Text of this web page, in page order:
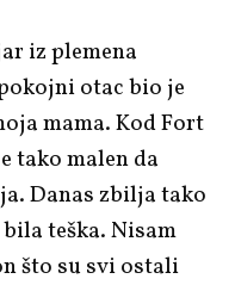
iz plemena
otac bio je
mama. Kod Fort
tako malen da
Danas zbilja tako
teška. Nisam
što su svi ostali